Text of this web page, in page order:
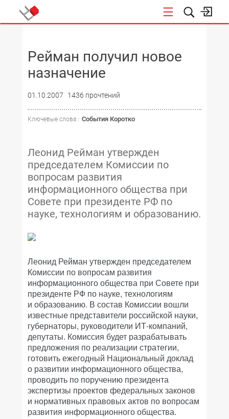
Рейман получил новое
назначение
01.10.2007 1436 прочтений
Ключевые слова : События Коротко
Леонид Рейман утвержден
председателем Комиссии по
вопросам развития
информационного общества при
Совете при президенте РФ по
науке, технологиям и образованию.
Леонид Рейман утвержден председателем
Комиссии по вопросам развития
информационного общества при Совете при
президенте РФ по науке, технологиям
и образованию. В состав Комиссии вошли
известные представители российской науки,
губернаторы, руководители ИТ-компаний,
депутаты. Комиссия будет разрабатывать
предложения по реализации стратегии,
готовить ежегодный Национальный доклад
о развитии информационного общества,
проводить по поручению президента
экспертизы проектов федеральных законов
и нормативных правовых актов по вопросам
развития информационного общества.